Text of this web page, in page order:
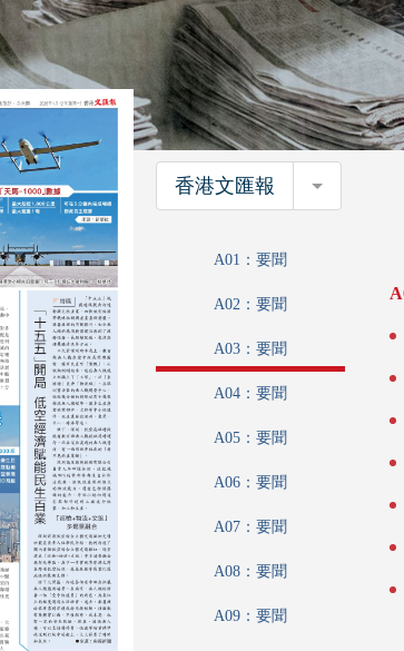
香港文匯報 香港文匯
A01：要聞
A02：要聞
A03：要聞
A04：要聞
A05：要聞
A06：要聞
A07：要聞
A08：要聞
A09：要聞